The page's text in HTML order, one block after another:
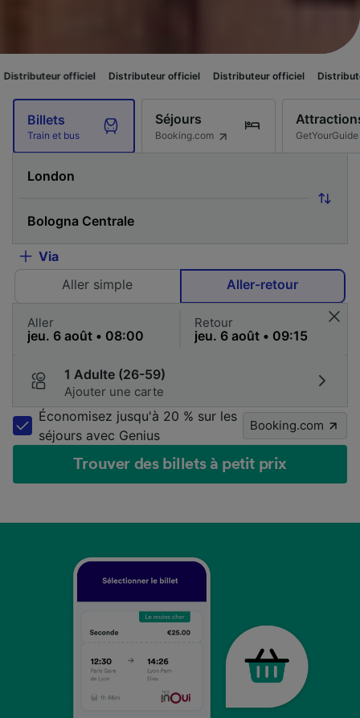
Distributeur officiel Distributeur officiel Distributeur officiel
Billets
Train et bus
Séjours
Booking.com GetYourGuide
Via
Aller simple
Aller-retour
Aller Retour
1 Adulte (26-59)
Ajouter une carte
Économisez jusqu'à 20 % sur les
séjours avec Genius
Booking.com
Trouver des billets à petit prix